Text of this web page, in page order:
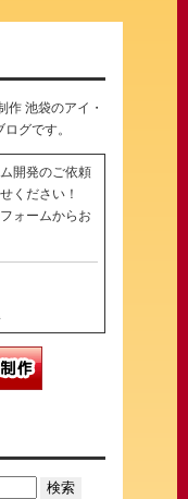
作 池袋のアイ・
グです。
開発のご依頼
ください！
ォームからお